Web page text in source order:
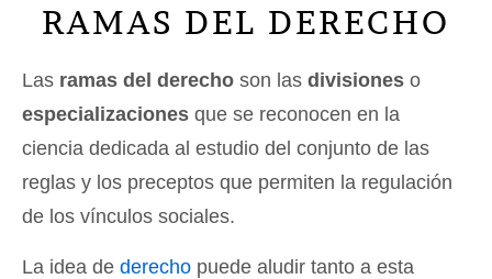
RAMAS DEL DERECHO
Las ramas del derecho son las divisiones o
especializaciones que se reconocen en la
ciencia dedicada al estudio del conjunto de las
reglas y los preceptos que permiten la regulación
de los vínculos sociales.
La idea de derecho puede aludir tanto a esta